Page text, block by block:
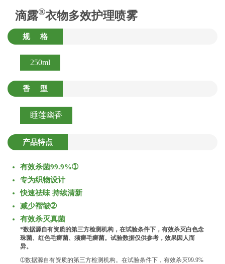
滴露®衣物多效护理喷雾
规 格
250ml
香 型
睡莲幽香
产品特点
有效杀菌99.9%➀
专为织物设计
快速祛味 持续清新
减少褶皱➁
有效杀灭真菌
*数据源自有资质的第三方检测机构，在试验条件下，有效杀灭白色念
珠菌、红色毛癣菌、须癣毛癣菌。试验数据仅供参考，效果因人而
异。
➀数据源自有资质的第三方检测机构。在试验条件下，有效杀灭99.9%